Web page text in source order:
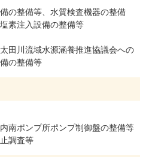
の整備等、水質検査機器の整備
素注入設備の整備等
田川流域水源涵養推進協議会への
の整備等
南ポンプ所ポンプ制御盤の整備等
調査等